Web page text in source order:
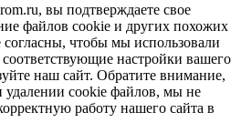
вы подтверждаете свое
файлов cookie и других похожих
чтобы мы использовали
настройки вашего
наш сайт. Обратите внимание,
удалении cookie файлов, мы не
работу нашего сайта в